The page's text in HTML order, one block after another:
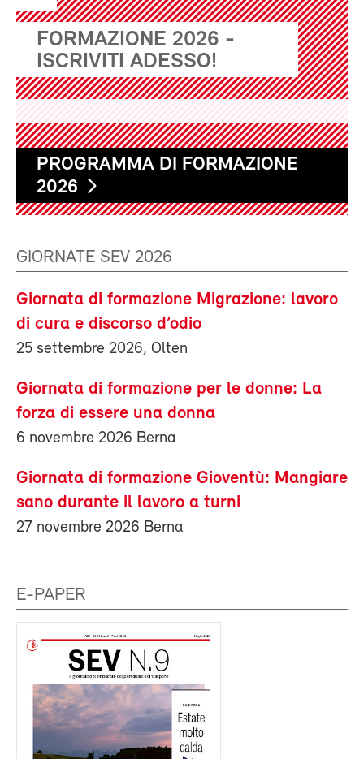
FORMAZIONE 2026 -
ISCRIVITI ADESSO!
PROGRAMMA DI FORMAZIONE
2026
GIORNATE SEV 2026
Giornata di formazione Migrazione: lavoro
di cura e discorso d’odio
25 settembre 2026, Olten
Giornata di formazione per le donne: La
forza di essere una donna
6 novembre 2026 Berna
Giornata di formazione Gioventù: Mangiare
sano durante il lavoro a turni
27 novembre 2026 Berna
E-PAPER